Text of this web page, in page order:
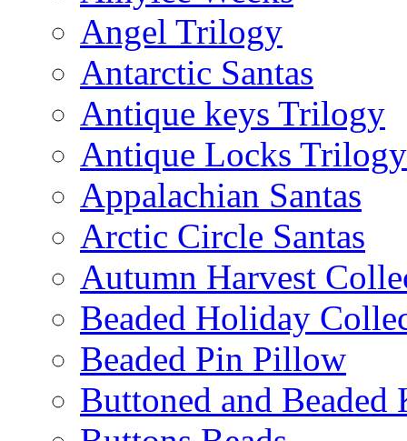
Angel Trilogy
Antarctic Santas
Antique keys Trilogy
Antique Locks Trilogy
Appalachian Santas
Arctic Circle Santas
Autumn Harvest
Beaded Holiday
Beaded Pin Pillow
Buttoned and Beaded